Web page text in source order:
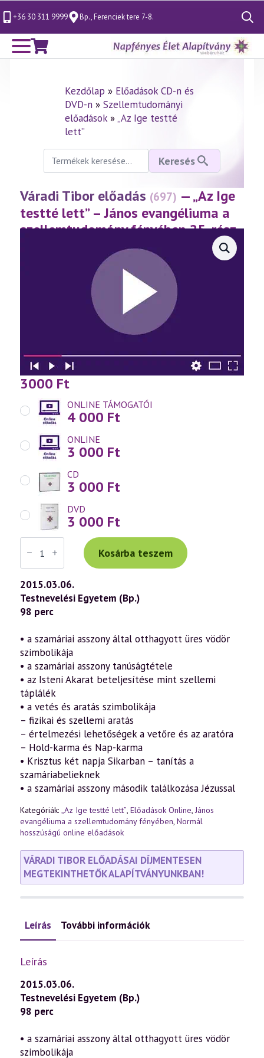
+36 30 311 9999 Bp., Ferenciek tere 7-8.
Search
for:
Kezdőlap » Előadások CD-n és
DVD-n» Szellemtudományi
előadások»„Az Ige testté
lett”
Keresés
következőre:
Keresés
Váradi Tibor előadás (697) — „Az Ige
testté lett” – János evangéliuma a
szellemtudomány fényében 25. rész
3000 Ft
ONLINE TÁMOGATÓI
4 000 Ft
ONLINE
3 000 Ft
CD
3 000 Ft
DVD
3 000 Ft
Váradi
Tibor
előadás
(697)
—
„Az
Ige
testté
lett”
János
evangéliuma
a
szellemtudomány
fényében
25.
rész
(2015.03.06.)
mennyiség
Kosárba teszem
2015.03.06.
Testnevelési Egyetem (Bp.)
98 perc
• a szamáriai asszony által otthagyott üres vödör
szimbolikája
• a szamáriai asszony tanúságtétele
• az Isteni Akarat beteljesítése mint szellemi
táplálék
• a vetés és aratás szimbolikája
– fizikai és szellemi aratás
– értelmezési lehetőségek a vetőre és az aratóra
– Hold-karma és Nap-karma
• Krisztus két napja Sikarban – tanítás a
szamáriabelieknek
• a szamáriai asszony második találkozása Jézussal
Kategóriák: „Az Ige testté lett”, Előadások Online, János
evangéliuma a szellemtudomány fényében, Normál
hosszúságú online előadások
VÁRADI TIBOR ELŐADÁSAI DÍJMENTESEN
MEGTEKINTHETŐK ALAPÍTVÁNYUNKBAN!
Leírás További információk
Leírás
2015.03.06.
Testnevelési Egyetem (Bp.)
98 perc
• a szamáriai asszony által otthagyott üres vödör
szimbolikája